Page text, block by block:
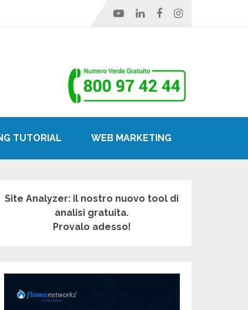
TUTORIAL WEB MARKETING
Site Analyzer: il nostro nuovo tool di
analisi gratuita.
Provalo adesso!